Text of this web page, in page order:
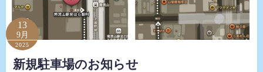
13
9月
2025
新規駐車場のお知らせ